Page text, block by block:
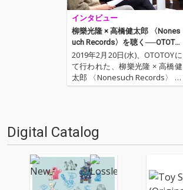
インタビュー
柳樂光隆 × 高橋健太郎 〈Nones
uch Records〉を聴く──OTOTO
Yハイレゾ試聴会Vol.2レポート
2019年2月20日(水)、OTOTOYに
て行われた、柳樂光隆 × 高橋健
太郎 〈Nonesuch Records〉 を
聴くOTOTOYハイレゾ試聴会Vo
h…
Digital Catalog